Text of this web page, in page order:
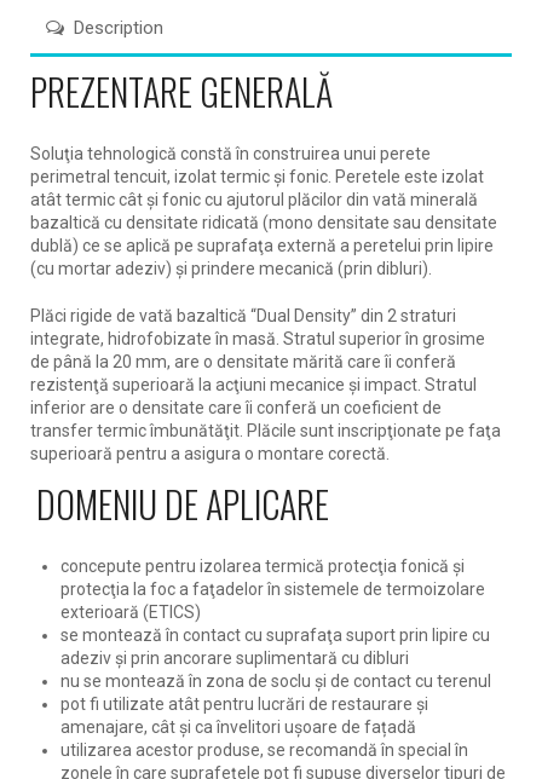
Description
PREZENTARE GENERALĂ
Soluţia tehnologică constă în construirea unui perete
perimetral tencuit, izolat termic și fonic. Peretele este izolat
atât termic cât și fonic cu ajutorul plăcilor din vată minerală
bazaltică cu densitate ridicată (mono densitate sau densitate
dublă) ce se aplică pe suprafaţa externă a peretelui prin lipire
(cu mortar adeziv) şi prindere mecanică (prin dibluri).
Plăci rigide de vată bazaltică “Dual Density” din 2 straturi
integrate, hidrofobizate în masă. Stratul superior în grosime
de până la 20 mm, are o densitate mărită care îi conferă
rezistenţă superioară la acţiuni mecanice şi impact. Stratul
inferior are o densitate care îi conferă un coeficient de
transfer termic îmbunătăţit. Plăcile sunt inscripţionate pe faţa
superioară pentru a asigura o montare corectă.
DOMENIU DE APLICARE
concepute pentru izolarea termică protecţia fonică şi
protecţia la foc a faţadelor în sistemele de termoizolare
exterioară (ETICS)
se montează în contact cu suprafaţa suport prin lipire cu
adeziv şi prin ancorare suplimentară cu dibluri
nu se montează în zona de soclu şi de contact cu terenul
pot fi utilizate atât pentru lucrări de restaurare și
amenajare, cât și ca învelitori ușoare de fațadă
utilizarea acestor produse, se recomandă în special în
zonele în care suprafețele pot fi supuse diverselor tipuri de